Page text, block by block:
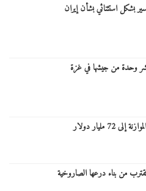
بشكل استثنائي بشأن إيران
وحدة من جيشها في غزة
مليار دولار
من بناء درعها الصاروخية